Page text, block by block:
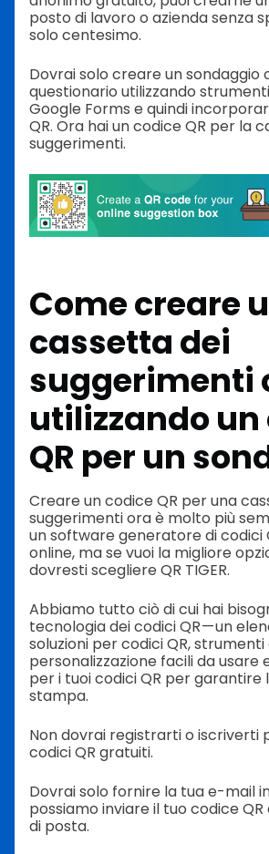
posto di lavoro o azienda senza
solo centesimo.
Dovrai solo creare un sondaggio
questionario utilizzando
Google Forms e quindi
QR. Ora hai un codice QR per la
suggerimenti.
Come creare
cassetta dei
suggerimenti
utilizzando
QR per un
Creare un codice QR per una
suggerimenti ora è molto più
un software generatore di codici
online, ma se vuoi la migliore
dovresti scegliere QR TIGER.
Abbiamo tutto ciò di cui hai
tecnologia dei codici QR — un
soluzioni per codici QR, strumenti
personalizzazione facili da usare
per i tuoi codici QR per garantire
stampa.
Non dovrai registrarti o iscriverti
codici QR gratuiti.
Dovrai solo fornire la tua e-mail
possiamo inviare il tuo codice
di posta.